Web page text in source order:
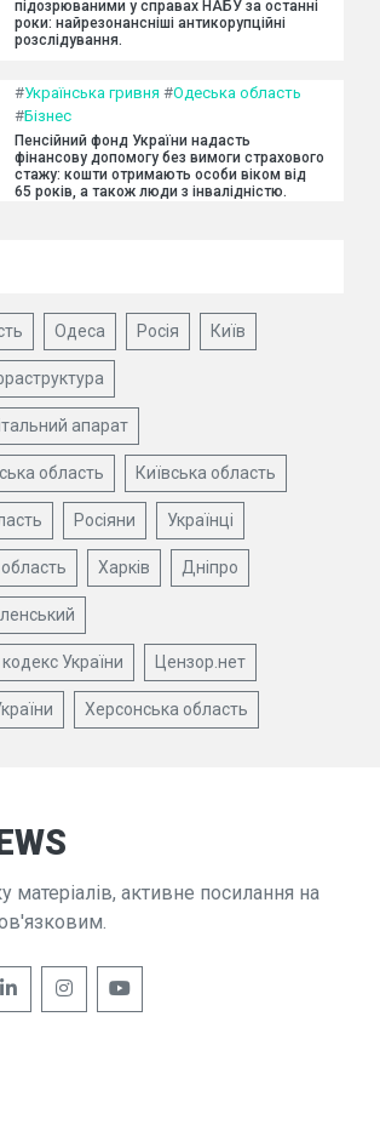
підозрюваними у справах НАБУ за останні
роки: найрезонансніші антикорупційні
розслідування.
#Українська гривня #Одеська область
#Бізнес
Пенсійний фонд України надасть
фінансову допомогу без вимоги страхового
стажу: кошти отримають особи віком від
65 років, а також люди з інвалідністю.
Одеса Росія Київ
апарат
область Київська область
Росіяни Українці
Харків Дніпро
України Цензор.нет
Херсонська область
матеріалів, активне посилання на